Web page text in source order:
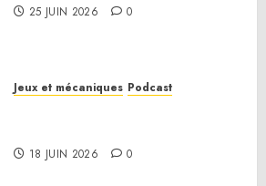
25 JUIN 2026 0
Jeux et mécaniques Podcast
18 JUIN 2026 0